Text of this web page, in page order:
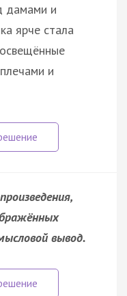
дамами и
ярче стала
и
вывод.